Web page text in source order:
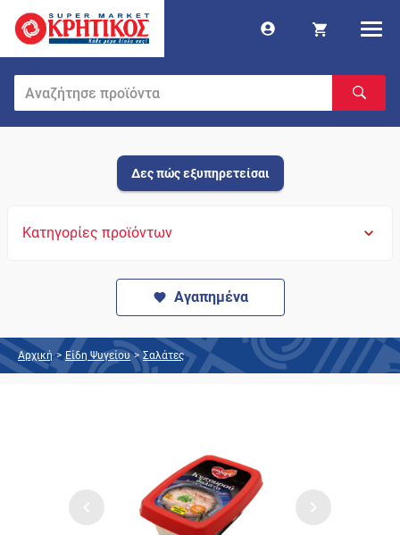
Δες πώς εξυπηρετείσαι
Κατηγορίες προϊόντων
Αγαπημένα
Αρχική > Είδη Ψυγείου > Σαλάτες